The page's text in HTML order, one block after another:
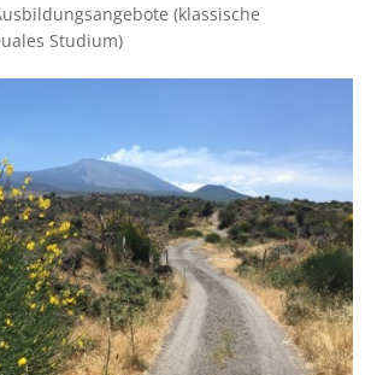
(klassische
Studium)